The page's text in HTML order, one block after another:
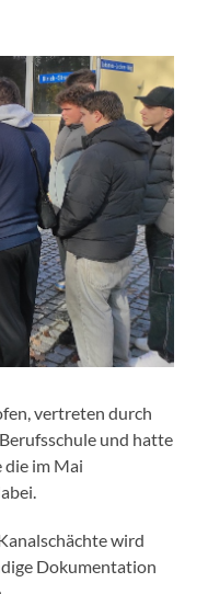
vertreten durch
und hatte
die im Mai
wird
Dokumentation